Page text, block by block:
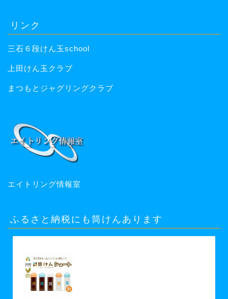
リンク
三石６段けん玉school
上田けん玉クラブ
まつもとジャグリングクラブ
エイトリング情報室
ふるさと納税にも筒けんあります